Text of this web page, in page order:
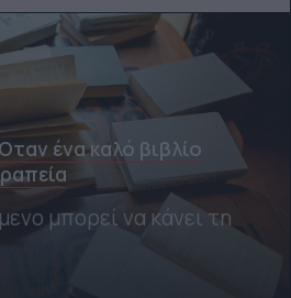
ένα καλό βιβλίο
μπορεί να κάνει τη